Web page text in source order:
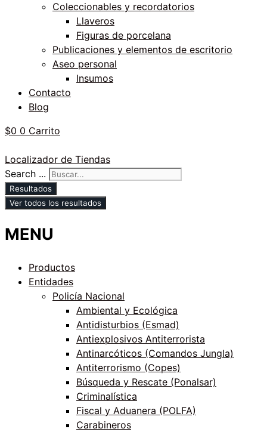
Coleccionables y recordatorios
Llaveros
Figuras de porcelana
Publicaciones y elementos de escritorio
Aseo personal
Insumos
Contacto
Blog
$0 0 Carrito
Localizador de Tiendas
Search ...
Resultados
Ver todos los resultados
MENU
Productos
Entidades
Policía Nacional
Ambiental y Ecológica
Antidisturbios (Esmad)
Antiexplosivos Antiterrorista
Antinarcóticos (Comandos Jungla)
Antiterrorismo (Copes)
Búsqueda y Rescate (Ponalsar)
Criminalística
Fiscal y Aduanera (POLFA)
Carabineros